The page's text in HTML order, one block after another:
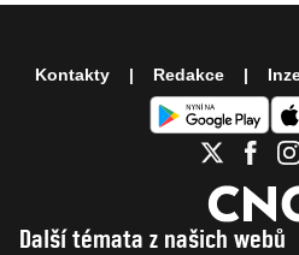
Další témata z našich webů
Kontakty Redakce